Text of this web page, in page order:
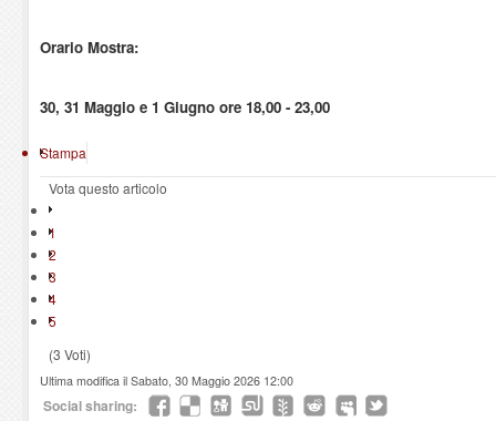
Orario Mostra:
30, 31 Maggio e 1 Giugno ore 18,00 - 23,00
Stampa
Vota questo articolo
1
2
3
4
5
(3 Voti)
Ultima modifica il Sabato, 30 Maggio 2026 12:00
Social sharing: